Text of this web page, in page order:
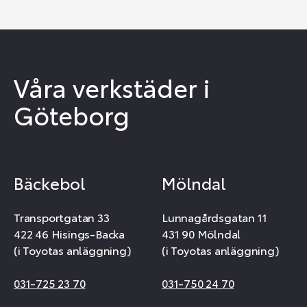
Våra verkstäder i
Göteborg
Bäckebol
Transportgatan 33
422 46 Hisings-Backa
(i Toyotas anläggning)
031-725 23 70
Mölndal
Lunnagårdsgatan 11
431 90 Mölndal
(i Toyotas anläggning)
031-750 24 70